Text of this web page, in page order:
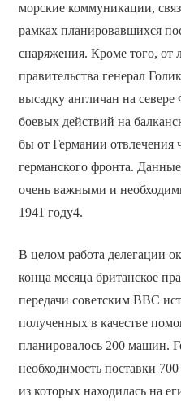
морские коммуникации,
рамках планировавшихся
снаряжения. Кроме того, от
правительства генерал
высадку англичан на
боевых действий на
бы от Германии отвлечения
германского фронта.
очень важными и
1941 году4.
В целом работа делегации
конца месяца британское
передачи советским ВВС
полученных в качестве
планировалось 200 машин.
необходимость поставки
из которых находилась на